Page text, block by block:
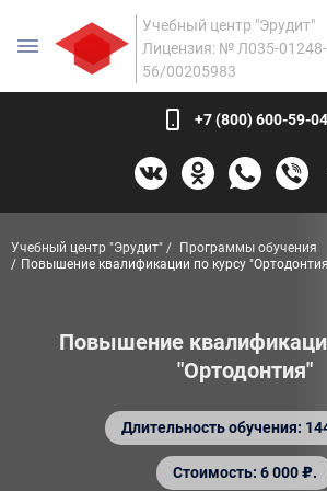
Учебный центр "Эрудит"
Лицензия: № Л035-01248-
56/00205983
+7 (800) 600-59-04
Учебный центр "Эрудит"
Программы обучения
Повышение квалификации по курсу
Повышение
"Ортодонтия"
Длительность обучения:
Стоимость: 6 000 ₽.